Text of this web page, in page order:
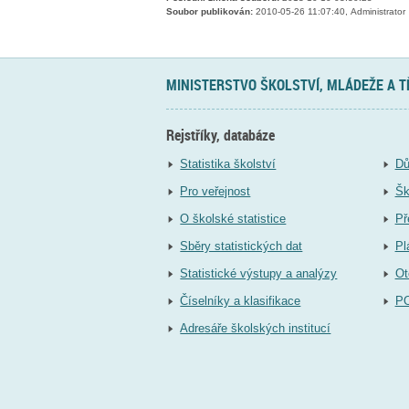
Soubor publikován: 2010-05-26 11:07:40, Administrator
MINISTERSTVO ŠKOLSTVÍ, MLÁDEŽE A
Rejstříky, databáze
Statistika školství
Pro veřejnost
O školské statistice
Sběry statistických dat
Statistické výstupy a analýzy
Číselníky a klasifikace
Adresáře školských institucí